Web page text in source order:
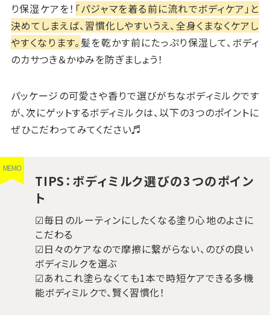
り保湿ケアを！ 「パジャマを着る前に流れでボディケア」と
決めてしまえば、習慣化しやすいうえ、全身くまなくケアし
やすくなります。 髪を乾かす前にたっぷり保湿して、ボディ
のカサつき＆かゆみを防ぎましょう！
パッケージの可愛さや香りで選びがちなボディミルクです
が、次にゲットするボディミルクは、以下の3つのポイントに
ぜひこだわってみてください♬
MEMO
TIPS：ボディミルク選びの3つのポイン
ト
☑毎日のルーティンにしたくなる塗り心地のよさに
こだわる
☑日々のケアなので摩擦に繋がらない、のびの良い
ボディミルクを選ぶ
☑あれこれ塗らなくても1本で時短ケアできる多機
能ボディミルクで、賢く習慣化！